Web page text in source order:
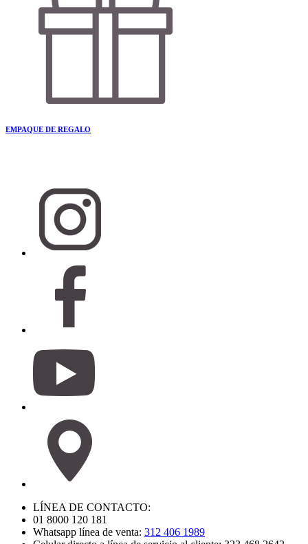
EMPAQUE DE REGALO
LÍNEA DE CONTACTO:
01 8000 120 181
Whatsapp línea de venta: 312 406 1989